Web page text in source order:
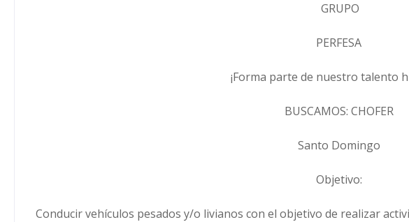
GRUPO
PERFESA
¡Forma parte de nuestro talento
BUSCAMOS: CHOFER
Santo Domingo
Objetivo:
Conducir vehículos pesados y/o livianos con el objetivo de realizar